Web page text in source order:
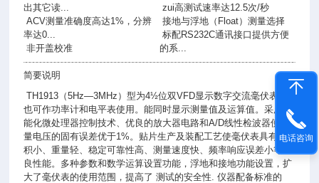
出其它读...
ACV测量准确度高达1%，分辨
率达0...
非开盖校准
zui高测试速率达12.5次/秒
接地与浮地（Float）测量选择
标配RS232C通讯接口提供方便
的系...
简要说明
TH1913（5Hz—3MHz）型为4½位双VFD显示数字交流毫伏表，
也可作功率计和电平表使用。能同时显示测量值及运算值。采用智
能化微处理器控制技术、优良的放大器电路和A/D线性检波器使测
量电压的固有误差优于1%。贴片生产及装配工艺使毫伏表具有体
积小、重量轻、稳定可靠性高、测量速度快、频率响应误差小等优
良性能。多种参数和数学运算设置功能，浮地和接地功能设置，扩
大了毫伏表的使用范围，提高了 测试的安全性. 仪器配备标准的
电话咨询